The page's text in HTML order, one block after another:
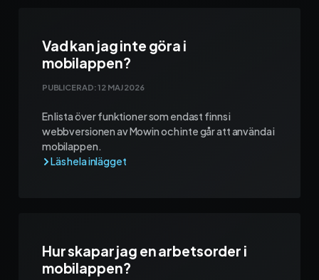
Vad kan jag inte göra i
mobilappen?
PUBLICERAD:12 MAJ 2026
En lista över funktioner som endast finns i
webbversionen av Mowin och inte går att använda i
mobilappen.
Hur skapar jag en arbetsorder i
mobilappen?